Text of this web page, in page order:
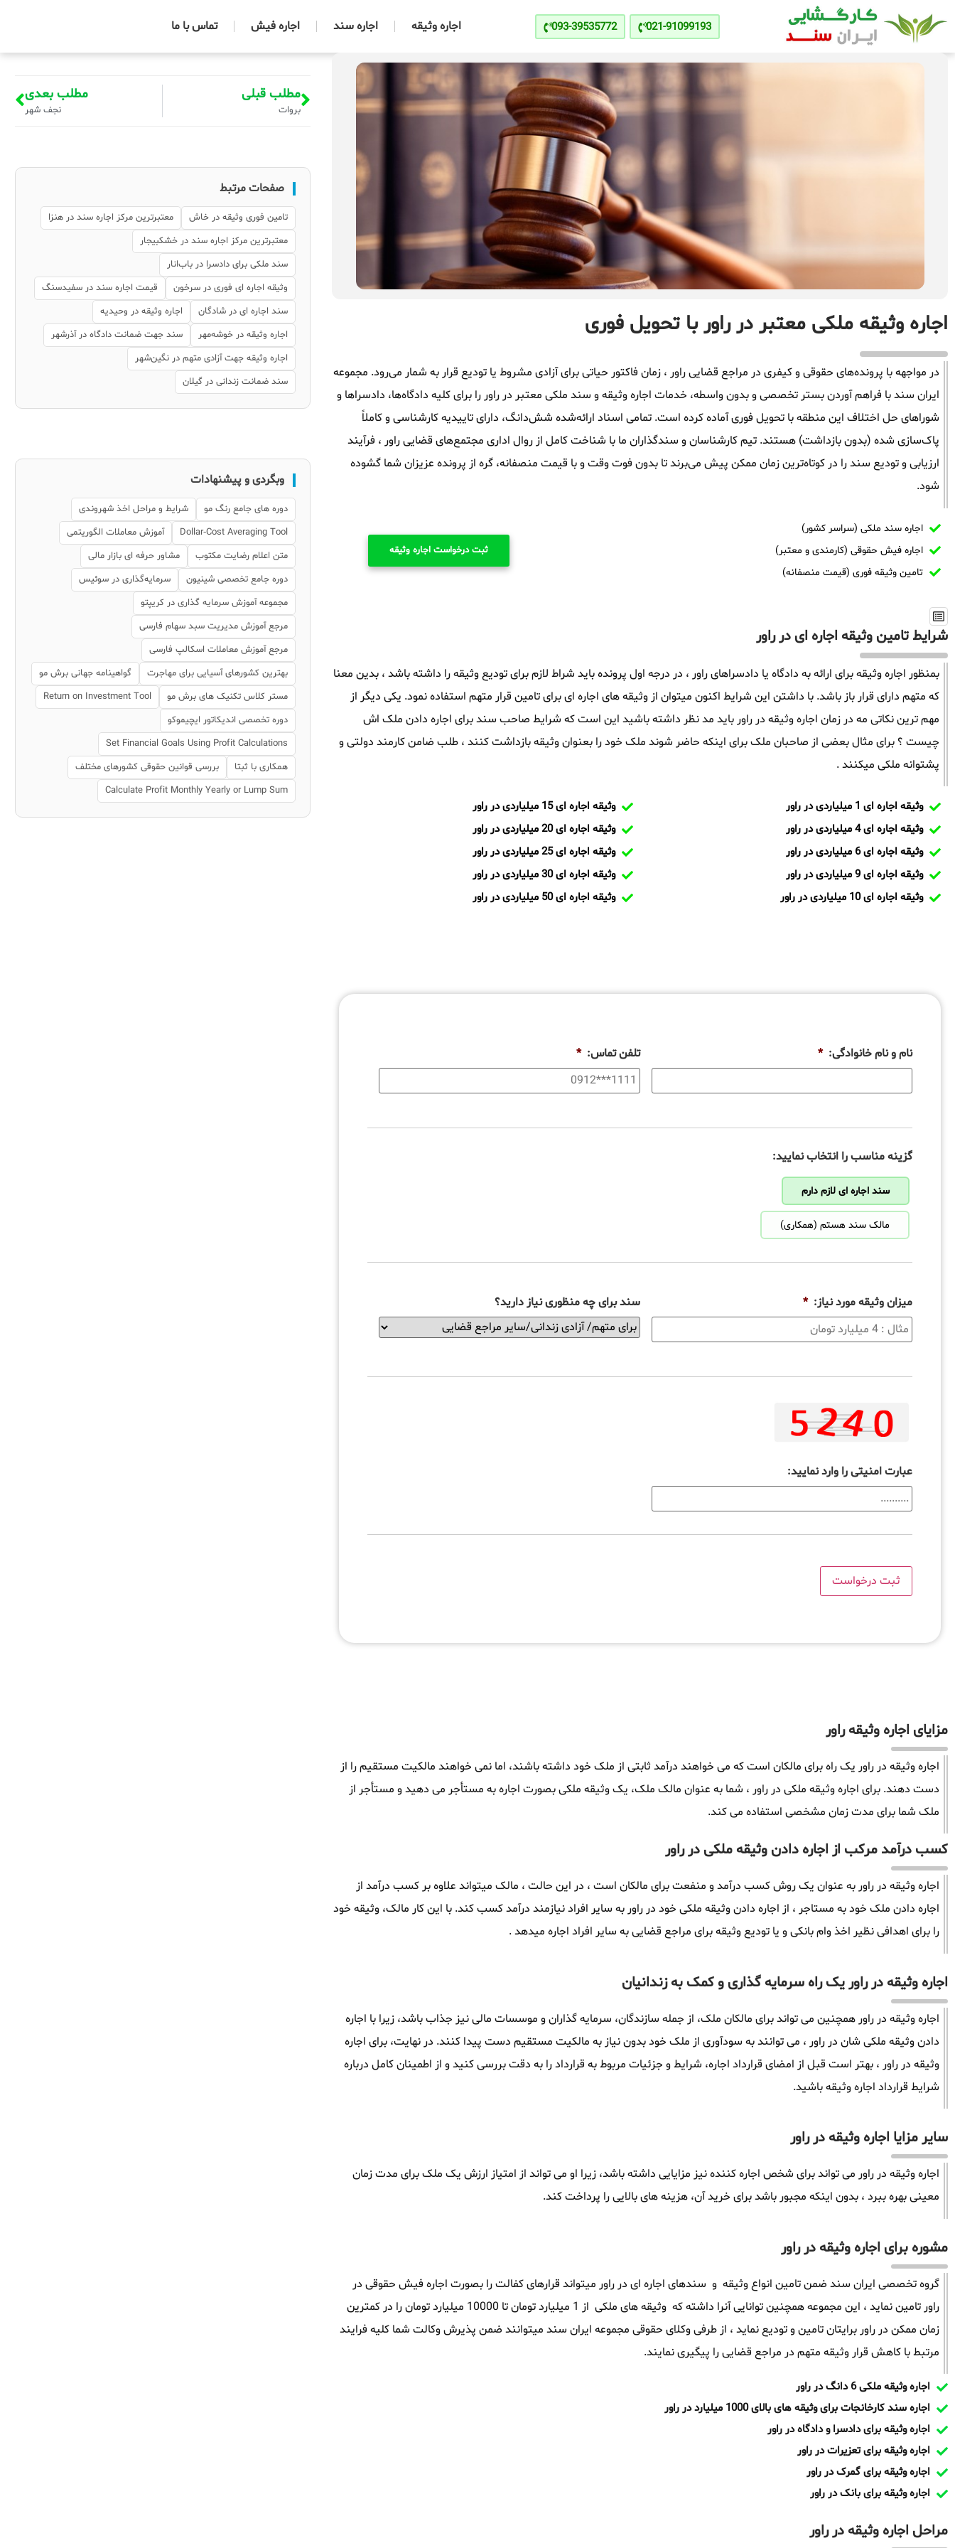
021-91099193
093-39535772 اجاره وثیقه اجاره سند اجاره فیش تماس با ما
اجاره وثیقه ملکی معتبر در راور با تحویل فوری
در مواجهه با پرونده‌های حقوقی و کیفری در مراجع قضایی راور ، زمان فاکتور حیاتی برای آزادی مشروط یا تودیع قرار به شمار می‌رود. مجموعه
ایران سند با فراهم آوردن بستر تخصصی و بدون واسطه، خدمات اجاره وثیقه و سند ملکی معتبر در راور را برای کلیه دادگاه‌ها، دادسراها و
شوراهای حل اختلاف این منطقه با تحویل فوری آماده کرده است. تمامی اسناد ارائه‌شده شش‌دانگ، دارای تاییدیه کارشناسی و کاملاً
پاک‌سازی شده (بدون بازداشت) هستند. تیم کارشناسان و سندگذاران ما با شناخت کامل از روال اداری مجتمع‌های قضایی راور ، فرآیند
ارزیابی و تودیع سند را در کوتاه‌ترین زمان ممکن پیش می‌برند تا بدون فوت وقت و با قیمت منصفانه، گره از پرونده عزیزان شما گشوده
شود.
اجاره سند ملکی (سراسر کشور)
اجاره فیش حقوقی (کارمندی و معتبر)
تامین وثیقه فوری (قیمت منصفانه)
ثبت درخواست اجاره وثیقه
شرایط تامین وثیقه اجاره ای در راور
بمنظور اجاره وثیقه برای ارائه به دادگاه یا دادسراهای راور ، در درجه اول پرونده باید شراط لازم برای تودیع وثیقه را داشته باشد ، بدین معنا
که متهم دارای قرار باز باشد. با داشتن این شرایط اکنون میتوان از وثیقه های اجاره ای برای تامین قرار متهم استفاده نمود. یکی دیگر از
مهم ترین نکاتی مه در زمان اجاره وثیقه در راور باید مد نظر داشته باشید این است که شرایط صاحب سند برای اجاره دادن ملک اش
چیست ؟ برای مثال بعضی از صاحبان ملک برای اینکه حاضر شوند ملک خود را بعنوان وثیقه بازداشت کنند ، طلب ضامن کارمند دولتی و
پشتوانه ملکی میکنند .
وثیقه اجاره ای 1 میلیاردی در راور
وثیقه اجاره ای 4 میلیاردی در راور
وثیقه اجاره ای 6 میلیاردی در راور
وثیقه اجاره ای 9 میلیاردی در راور
وثیقه اجاره ای 10 میلیاردی در راور
وثیقه اجاره ای 15 میلیاردی در راور
وثیقه اجاره ای 20 میلیاردی در راور
وثیقه اجاره ای 25 میلیاردی در راور
وثیقه اجاره ای 30 میلیاردی در راور
وثیقه اجاره ای 50 میلیاردی در راور
نام و نام خانوادگی: * تلفن تماس: *
گزینه مناسب را انتخاب نمایید:
سند اجاره ای لازم دارم
مالک سند هستم (همکاری)
میزان وثیقه مورد نیاز: * سند برای چه منظوری نیاز دارید؟
عبارت امنیتی را وارد نمایید:
مزایای اجاره وثیقه راور
اجاره وثیقه در راور یک راه برای مالکان است که می خواهند درآمد ثابتی از ملک خود داشته باشند، اما نمی خواهند مالکیت مستقیم را از
دست دهند. برای اجاره وثیقه ملکی در راور ، شما به عنوان مالک ملک، یک وثیقه ملکی بصورت اجاره به مستأجر می دهید و مستأجر از
ملک شما برای مدت زمان مشخصی استفاده می کند.
کسب درآمد مرکب از اجاره دادن وثیقه ملکی در راور
اجاره وثیقه در راور به عنوان یک روش کسب درآمد و منفعت برای مالکان است ، در این حالت ، مالک میتواند علاوه بر کسب درآمد از
اجاره دادن ملک خود به مستاجر ، از اجاره دادن وثیقه ملکی خود در راور به سایر افراد نیازمند درآمد کسب کند. با این کار مالک، وثیقه خود
را برای اهدافی نظیر اخذ وام بانکی و یا تودیع وثیقه برای مراجع قضایی به سایر افراد اجاره میدهد .
اجاره وثیقه در راور یک راه سرمایه گذاری و کمک به زندانیان
اجاره وثیقه در راور همچنین می تواند برای مالکان ملک، از جمله سازندگان، سرمایه گذاران و موسسات مالی نیز جذاب باشد، زیرا با اجاره
دادن وثیقه ملکی شان در راور ، می توانند به سودآوری از ملک خود بدون نیاز به مالکیت مستقیم دست پیدا کنند. در نهایت، برای اجاره
وثیقه در راور ، بهتر است قبل از امضای قرارداد اجاره، شرایط و جزئیات مربوط به قرارداد را به دقت بررسی کنید و از اطمینان کامل درباره
شرایط قرارداد اجاره وثیقه باشید.
سایر مزایا اجاره وثیقه در راور
اجاره وثیقه در راور می تواند برای شخص اجاره کننده نیز مزایایی داشته باشد، زیرا او می تواند از امتیاز ارزش یک ملک برای مدت زمان
معینی بهره ببرد ، بدون اینکه مجبور باشد برای خرید آن، هزینه های بالایی را پرداخت کند.
مشوره برای اجاره وثیقه در راور
گروه تخصصی ایران سند ضمن تامین انواع وثیقه و سندهای اجاره ای در راور میتواند قرارهای کفالت را بصورت اجاره فیش حقوقی در
راور تامین نماید ، این مجموعه همچنین توانایی آنرا داشته که وثیقه های ملکی از 1 میلیارد تومان تا 10000 میلیارد تومان را در کمترین
زمان ممکن در راور برایتان تامین و تودیع نماید ، از طرفی وکلای حقوقی مجموعه ایران سند میتوانند ضمن پذیرش وکالت شما کلیه فرایند
مرتبط با کاهش قرار وثیقه متهم در مراجع قضایی را پیگیری نمایند.
اجاره وثیقه ملکی 6 دانگ در راور
اجاره سند کارخانجات برای وثیقه های بالای 1000 میلیارد در راور
اجاره وثیقه برای دادسرا و دادگاه در راور
اجاره وثیقه برای تعزیرات در راور
اجاره وثیقه برای گمرک در راور
اجاره وثیقه برای بانک در راور
مراحل اجاره وثیقه در راور
مطلب قبلی
بروات
مطلب بعدی
نجف شهر
صفحات مرتبط
تامین فوری وثیقه در خاش
معتبرترین مرکز اجاره سند در هنزا
معتبرترین مرکز اجاره سند در خشکبیجار
سند ملکی برای دادسرا در باب‌انار
وثیقه اجاره ای فوری در سرخون
قیمت اجاره سند در سفیدسنگ
سند اجاره ای در شادگان
اجاره وثیقه در وحیدیه
اجاره وثیقه در خوشه‌مهر
سند جهت ضمانت دادگاه در آذرشهر
اجاره وثیقه جهت آزادی متهم در نگین‌شهر
سند ضمانت زندانی در گیلان
وبگردی و پیشنهادات
دوره های جامع رنگ مو
شرایط و مراحل اخذ شهروندی
Dollar‑Cost Averaging Tool
آموزش معاملات الگوریتمی
متن اعلام رضایت مکتوب
مشاور حرفه ای بازار مالی
دوره جامع تخصصی شینیون
سرمایه‌گذاری در سوئیس
مجموعه آموزش سرمایه گذاری در کریپتو
مرجع آموزش مدیریت سبد سهام فارسی
مرجع آموزش معاملات اسکالپ فارسی
بهترین کشورهای آسیایی برای مهاجرت
گواهینامه جهانی برش مو
مستر کلاس تکنیک های برش مو
Return on Investment Tool
دوره تخصصی اندیکاتور ایچیموکو
Set Financial Goals Using Profit Calculations
همکاری با ثبتا
بررسی قوانین حقوقی کشورهای مختلف
Calculate Profit Monthly Yearly or Lump Sum